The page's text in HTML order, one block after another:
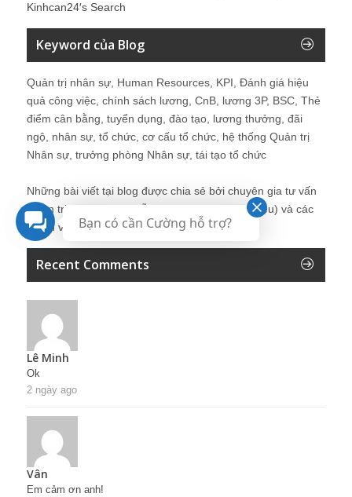
Kinhcan24′s Search
Keyword của Blog
Quản trị nhân sự, Human Resources, KPI, Đánh giá hiệu
quả công việc, chính sách lương, CnB, lương 3P, BSC, Thẻ
điểm cân bằng, tuyển dụng, đào tạo, lương thưởng, đãi
ngộ, nhân sự, tổ chức, cơ cấu tổ chức, hệ thống Quản trị
Nhân sự, trưởng phòng Nhân sự, tái tạo tổ chức
Những bài viết tại blog được chia sẻ bởi chuyên gia tư vấn
Quản trị Nhân sự Nguyễn Hùng Cường (giới thiệu) và các
thành viên khác trong cộng đồng Nhân sự.
Recent Comments
Lê Minh
Ok
2 ngày ago
Vân
Em cảm ơn anh!
Bạn có cần Cường hỗ trợ?